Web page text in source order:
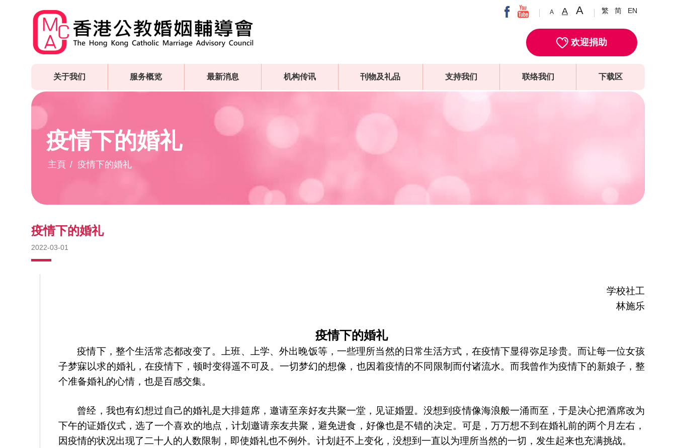
A A A 繁 简 EN
欢迎捐助
关于我们 服务概览 最新消息 机构传讯 刊物及礼品 支持我们 联络我们 下载区
疫情下的婚礼
主頁 疫情下的婚礼
疫情下的婚礼
2022-03-01
学校社工
林施乐
疫情下的婚礼
疫情下，整个生活常态都改变了。上班、上学、外出晚饭等，一些理所当然的日常生活方式，在疫情下显得弥足珍贵。而让每一位女孩
子梦寐以求的婚礼，在疫情下，顿时变得遥不可及。一切梦幻的想像，也因着疫情的不同限制而付诸流水。而我曾作为疫情下的新娘子，整
个准备婚礼的心情，也是百感交集。
曾经，我也有幻想过自己的婚礼是大排筵席，邀请至亲好友共聚一堂，见证婚盟。没想到疫情像海浪般一涌而至，于是决心把酒席改为
下午的证婚仪式，选了一个喜欢的地点，计划邀请亲友共聚，避免进食，好像也是不错的决定。可是，万万想不到在婚礼前的两个月左右，
因疫情的状况出现了二十人的人数限制，即使婚礼也不例外。计划赶不上变化，没想到一直以为理所当然的一切，发生起来也充满挑战。